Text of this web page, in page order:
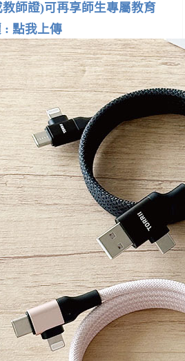
師證)可再享師生專屬教育
: 點我上傳